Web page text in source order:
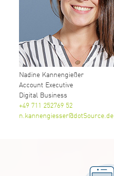
Nadine Kannengießer
Account Executive
Digital Business
+49 711 252769 52
n.kannengiesser@dotSource.de